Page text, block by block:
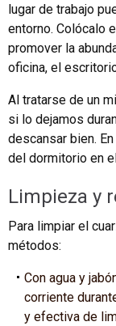
lugar de trabajo
entorno. Colócalo
promover la
oficina, el
Al tratarse de un
si lo dejamos
descansar bien.
del dormitorio en
Limpieza y
Para limpiar el
métodos:
Con agua y
corriente
y efectiva de